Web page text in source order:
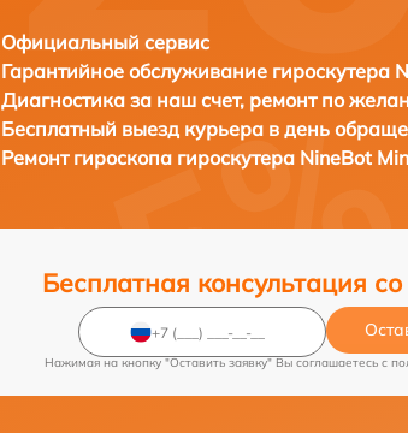
Официальный сервис
Гарантийное обслуживание гироскутера
Диагностика за наш счет, ремонт по
Бесплатный выезд курьера в день
Ремонт гироскопа гироскутера NineBot
Бесплатная консультация
Нажимая на кнопку "Оставить заявку" Вы соглашаетесь c